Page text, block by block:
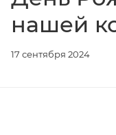
нашей
17 сентября 2024